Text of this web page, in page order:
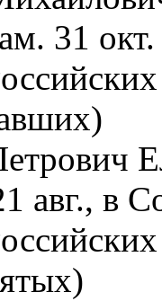
31
авг., в